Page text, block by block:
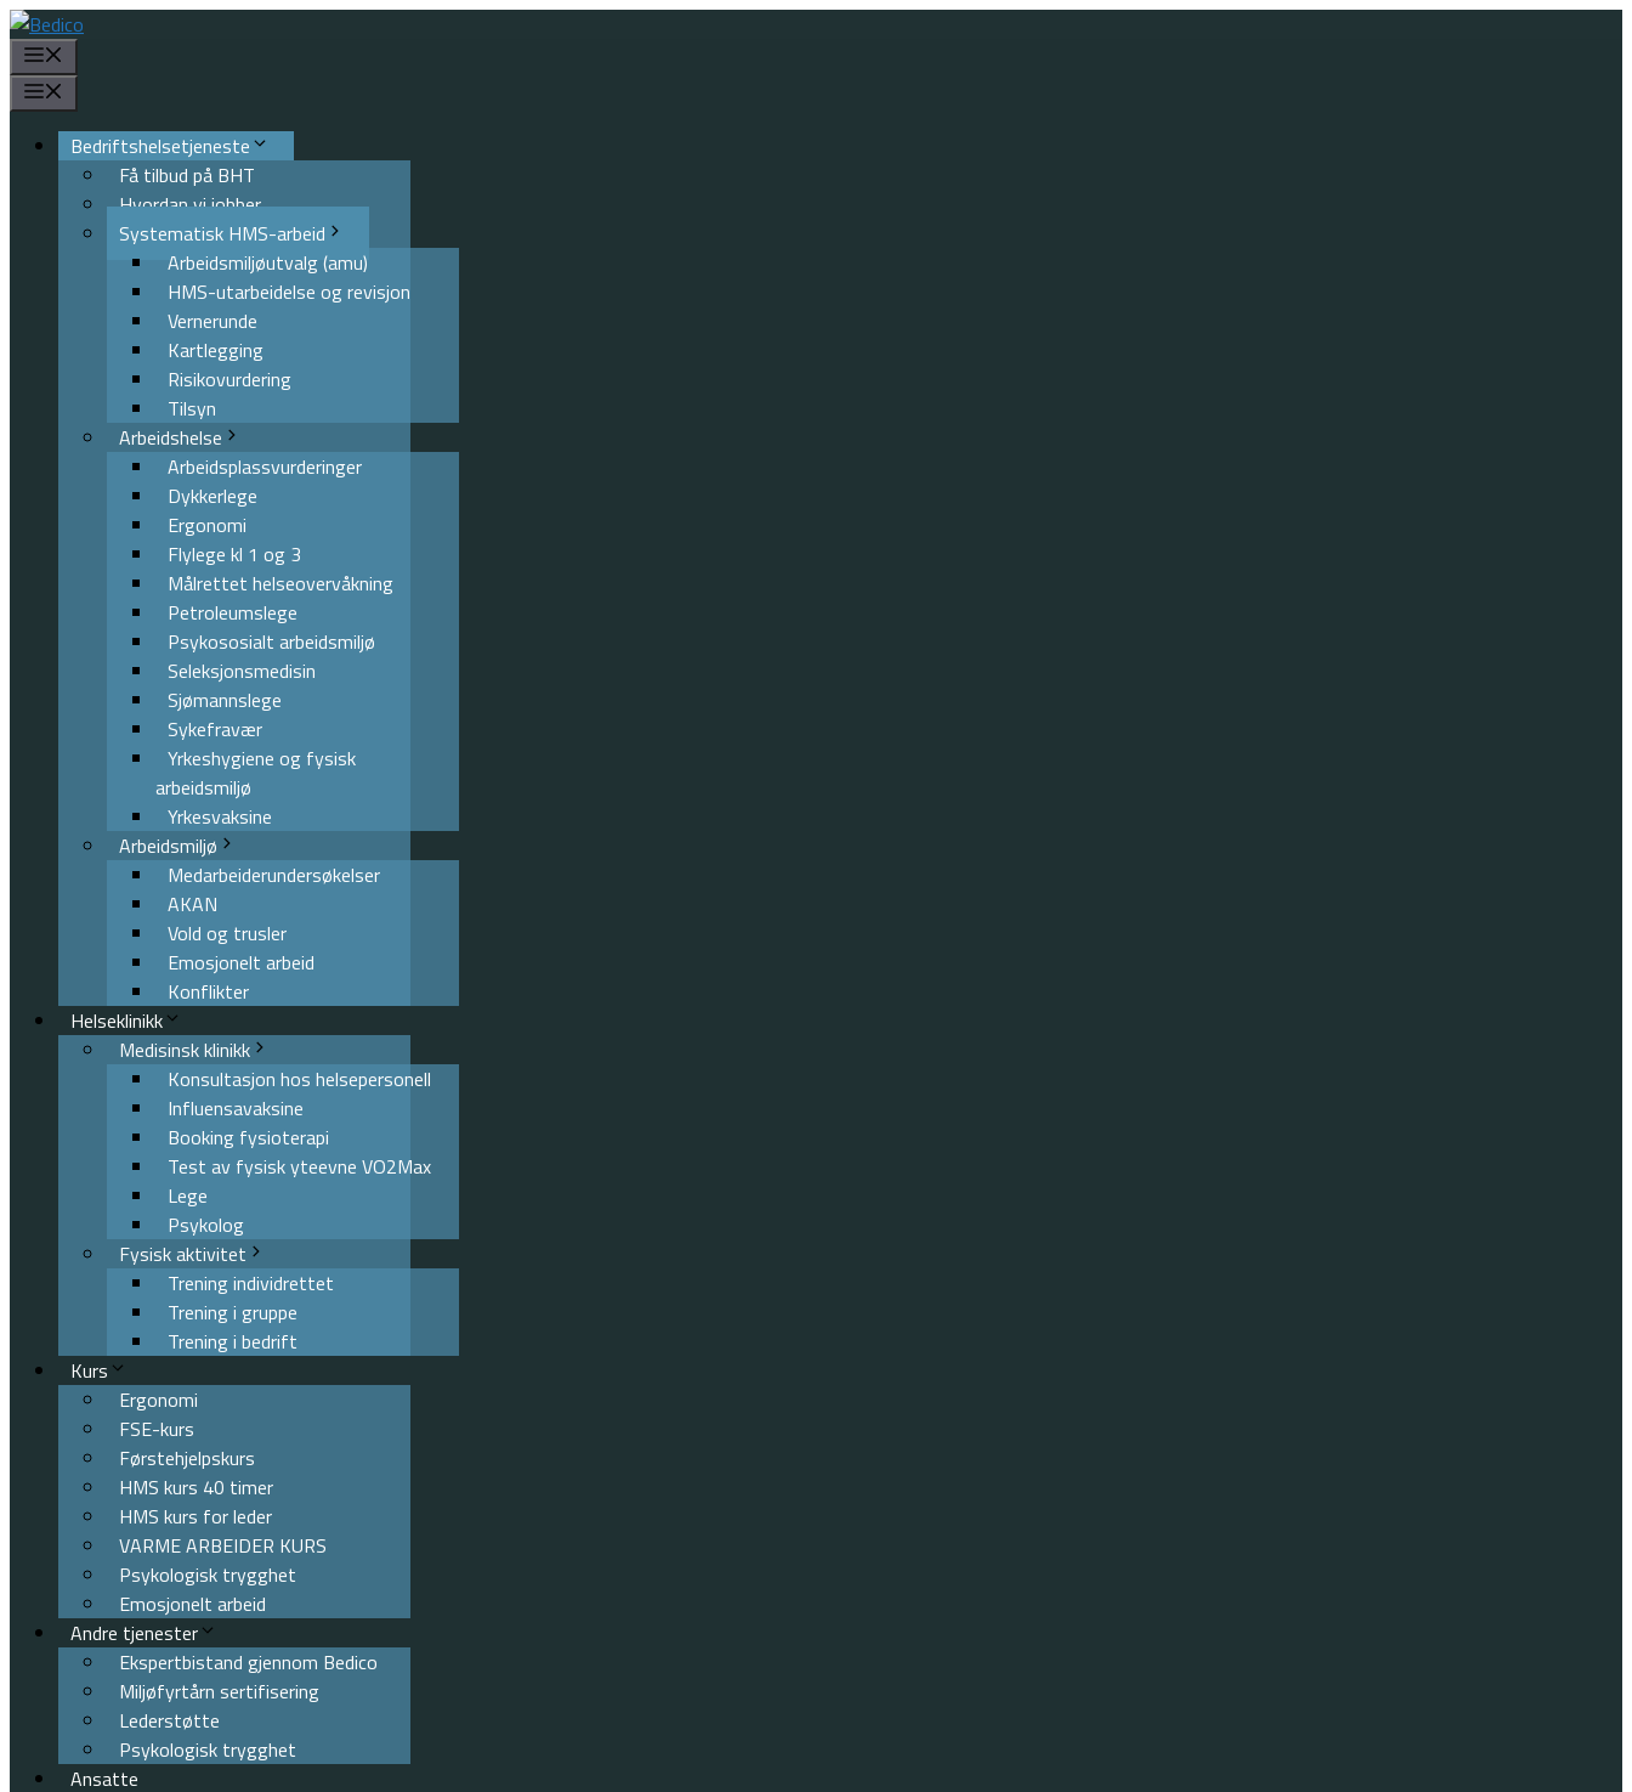
Hopp
innhold
Bedriftshelsetjeneste
Få tilbud på BHT
Hvordan vi jobber
Systematisk HMS-arbeid
Arbeidsmiljøutvalg (amu)
HMS-utarbeidelse og revisjon
Vernerunde
Kartlegging
Risikovurdering
Tilsyn
Arbeidshelse
Arbeidsplassvurderinger
Dykkerlege
Ergonomi
Flylege kl 1 og 3
Målrettet helseovervåkning
Petroleumslege
Psykososialt arbeidsmiljø
Seleksjonsmedisin
Sjømannslege
Sykefravær
Yrkeshygiene og fysisk
arbeidsmiljø
Yrkesvaksine
Arbeidsmiljø
Medarbeiderundersøkelser
AKAN
Vold og trusler
Emosjonelt arbeid
Konflikter
Helseklinikk
Medisinsk klinikk
Konsultasjon hos helsepersonell
Influensavaksine
Booking fysioterapi
Test av fysisk yteevne VO2Max
Lege
Psykolog
Fysisk aktivitet
Trening individrettet
Trening i gruppe
Trening i bedrift
Kurs
Ergonomi
FSE-kurs
Førstehjelpskurs
HMS kurs 40 timer
HMS kurs for leder
VARME ARBEIDER KURS
Psykologisk trygghet
Emosjonelt arbeid
Andre tjenester
Ekspertbistand gjennom Bedico
Miljøfyrtårn sertifisering
Lederstøtte
Psykologisk trygghet
Ansatte